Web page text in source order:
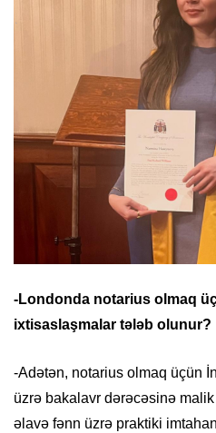
-Londonda notarius olmaq
ixtisaslaşmalar tələb olunur?
-Adətən, notarius olmaq üçün
üzrə bakalavr dərəcəsinə
əlavə fənn üzrə praktiki